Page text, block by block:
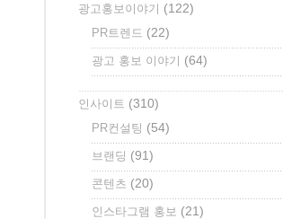
광고홍보이야기 (122)
PR트렌드 (22)
광고 홍보 이야기 (64)
인사이트 (310)
PR컨설팅 (54)
브랜딩 (91)
콘텐츠 (20)
인스타그램 홍보 (21)